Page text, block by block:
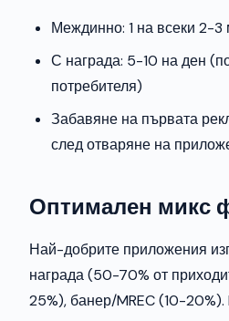
Междинно: 1 на всеки 2-3
С награда: 5-10 на ден
потребителя)
Забавяне на първата
след отваряне на
Оптимален микс
Най-добрите приложения
награда (50-70% от
25%), банер/MREC (10-20%).